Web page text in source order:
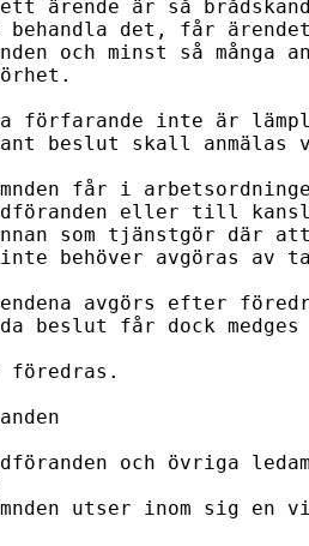
ett ärende är så
det, får ärendet
och minst så många
förfarande inte är
beslut skall anmälas
får i
eller till
som tjänstgör där
behöver avgöras av
avgörs efter
beslut får dock
föredras.
och övriga
utser inom sig en